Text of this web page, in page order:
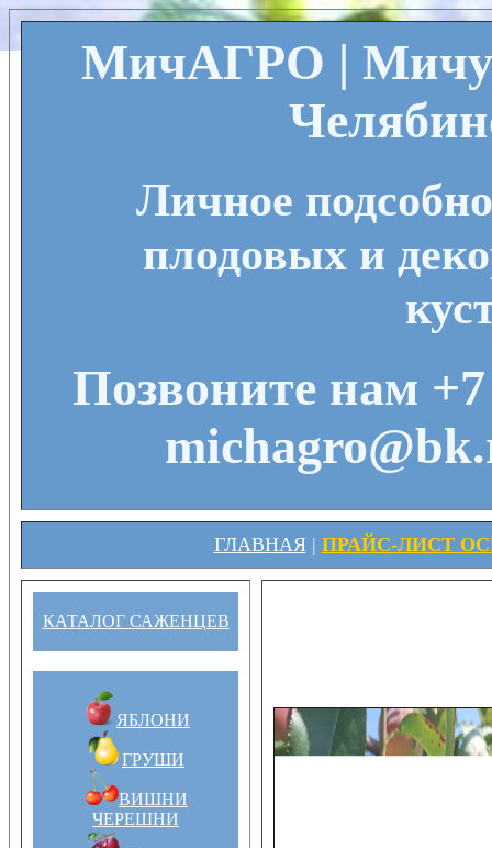
МичАГРО |
Личное
плодовых и
Позвоните нам
ГЛАВНАЯ| ПРАЙС-ЛИСТ
КАТАЛОГ САЖЕНЦЕВ
ЯБЛОНИ
ГРУШИ
ВИШНИ
ЧЕРЕШНИ